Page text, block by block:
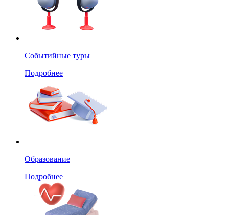
Событийные туры
Подробнее
Образование
Подробнее